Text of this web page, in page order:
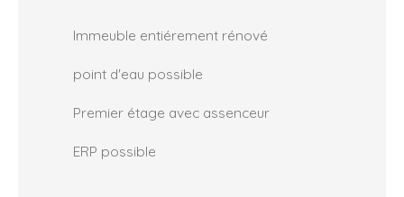
Immeuble entiérement rénové
point d'eau possible
Premier étage avec assenceur
ERP possible